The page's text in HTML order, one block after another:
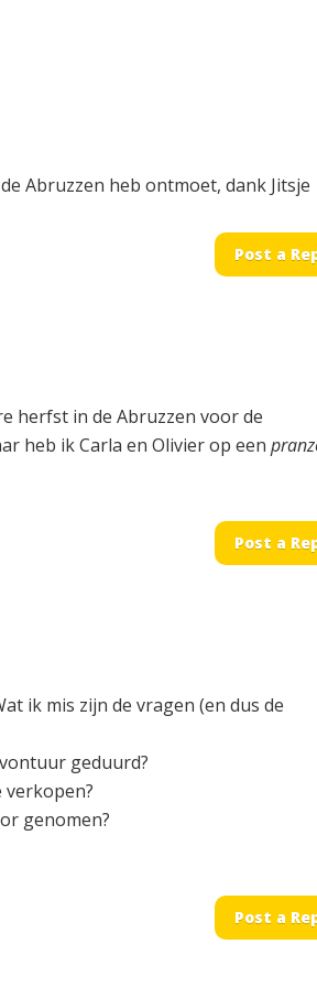
Abruzzen heb ontmoet, dank Jitsje
Post a
herfst in de Abruzzen voor de
heb ik Carla en Olivier op een
Post a
ik mis zijn de vragen (en dus de
geduurd?
genomen?
Post a